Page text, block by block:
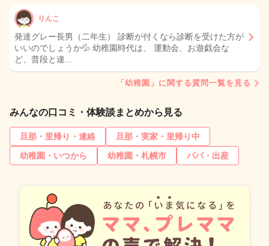
りんこ
発達グレー長男（二年生） 診断が付くなら診断を受けた方が
いいのでしょうか💦 幼稚園時代は、 運動会、お遊戯会な
ど、普段と違…
「幼稚園」に関する質問一覧を見る
みんなの口コミ・体験談まとめから見る
旦那・里帰り・連絡
旦那・実家・里帰り中
幼稚園・いつから
幼稚園・札幌市 パパ・出産